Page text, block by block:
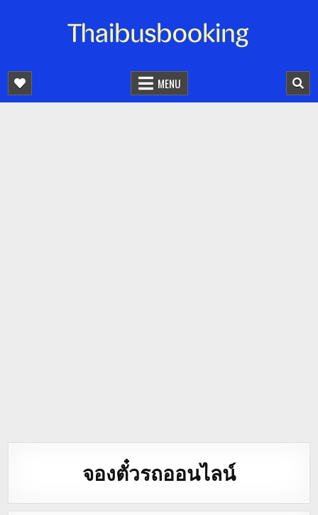
จองตั๋วรถออนไลน์ 24 ชั่วโมง
MENU
จองตั๋วรถออนไลน์